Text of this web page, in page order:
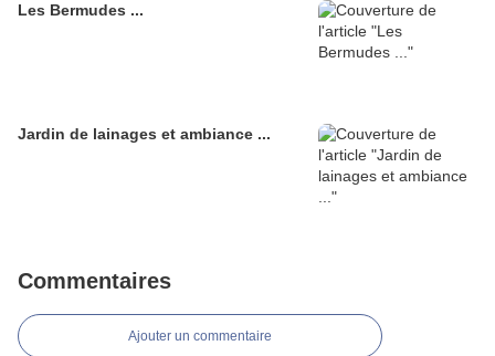
Les Bermudes ...
Jardin de lainages et ambiance ...
Commentaires
Ajouter un commentaire